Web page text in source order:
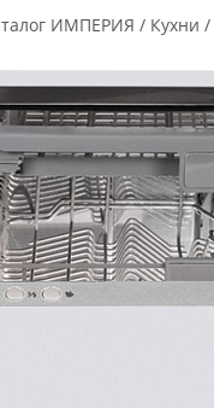
ИМПЕРИЯ Кухни